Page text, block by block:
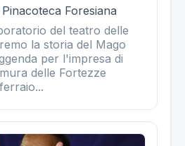
Foresiana
del teatro delle
la storia del Mago
per l'impresa di
delle Fortezze